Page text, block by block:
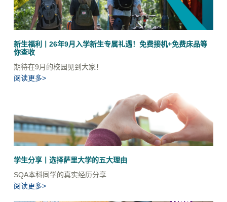
新生福利丨26年9月入学新生专属礼遇！免费接机+免费床品等
你查收
期待在9月的校园见到大家！
阅读更多>
学生分享丨选择萨里大学的五大理由
SQA本科同学的真实经历分享
阅读更多>